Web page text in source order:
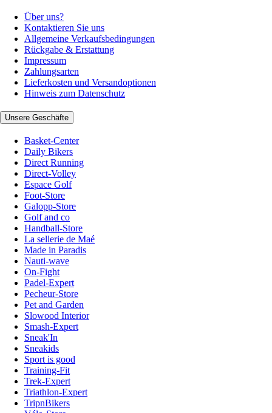
Über uns?
Kontaktieren Sie uns
Allgemeine Verkaufsbedingungen
Rückgabe & Erstattung
Impressum
Zahlungsarten
Lieferkosten und Versandoptionen
Hinweis zum Datenschutz
Unsere Geschäfte
Basket-Center
Daily Bikers
Direct Running
Direct-Volley
Espace Golf
Foot-Store
Galopp-Store
Golf and co
Handball-Store
La sellerie de Maé
Made in Paradis
Nauti-wave
On-Fight
Padel-Expert
Pecheur-Store
Pet and Garden
Slowood Interior
Smash-Expert
Sneak'In
Sneakids
Sport is good
Training-Fit
Trek-Expert
Triathlon-Expert
TripnBikers